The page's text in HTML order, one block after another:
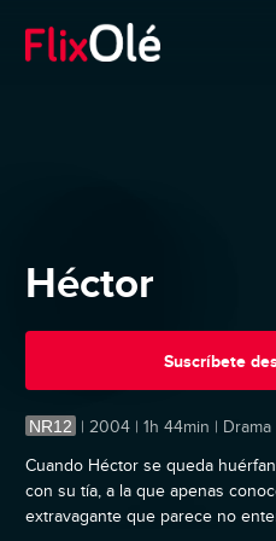
Héctor
Suscríbete
NR12 | 2004 | 1h 44min | Drama
Cuando Héctor se queda
con su tía, a la que apenas
extravagante que parece no